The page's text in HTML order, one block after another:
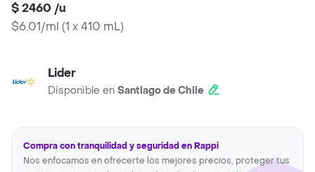
$ 2460 /u
$6.01/ml (1 x 410 mL)
Lider
Disponible en Santiago de Chile
Compra con tranquilidad y seguridad en Rappi
Nos enfocamos en ofrecerte los mejores precios, proteger tus